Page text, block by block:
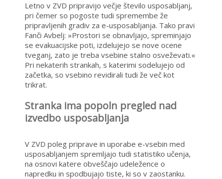
Letno v ZVD pripravijo večje število usposabljanj,
pri čemer so pogoste tudi spremembe že
pripravljenih gradiv za e-usposabljanja. Tako pravi
Fanči Avbelj: »Prostori se obnavljajo, spreminjajo
se evakuacijske poti, izdelujejo se nove ocene
tveganj, zato je treba vsebine stalno osveževati.«
Pri nekaterih strankah, s katerimi sodelujejo od
začetka, so vsebino revidirali tudi že več kot
trikrat.
Stranka ima popoln pregled nad
izvedbo usposabljanja
V ZVD poleg priprave in uporabe e-vsebin med
usposabljanjem spremljajo tudi statistiko učenja,
na osnovi katere obveščajo udeležence o
napredku in spodbujajo tiste, ki so v zaostanku.